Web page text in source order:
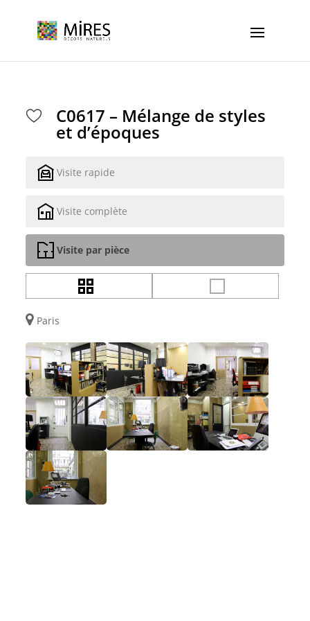
C0617 – Mélange de styles
et d’époques
Visite rapide
Visite complète
Visite par pièce
Paris